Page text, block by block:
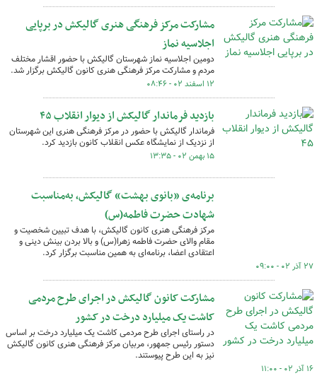
مشارکت مرکز فرهنگی هنری گالیکش در برپایی
اجلاسیه نماز
دومین اجلاسیه نماز شهرستان گالیکش با حضور اقشار مختلف
مردم و مشارکت مرکز فرهنگی هنری کانون گالیکش برگزار شد.
۱۲ اسفند ۰۲ - ۰۸:۴۶
بازدید فرماندار گالیکش از دیوار انقلاب ۴۵
فرماندار گالیکش با حضور در مرکز فرهنگی هنری این شهرستان
از نزدیک از نمایشگاه عکس انقلاب کانون بازدید کرد.
۱۵ بهمن ۰۲ - ۱۳:۳۵
برنامه‌‎ی «بانوی بهشت» گالیکش، به‌مناسبت
شهادت حضرت فاطمه‌(س)
مرکز فرهنگی هنری کانون گالیکش، با هدف تبیین شخصیت و
مقام والای حضرت فاطمه زهرا(س) و بالا بردن بینش دینی و
اعتقادی اعضا، برنامه‌ای به همین مناسبت برگزار کرد.
۲۷ آذر ۰۲ - ۰۹:۰۰
مشارکت کانون گالیکش در اجرای طرح مردمی
کاشت یک میلیارد درخت در کشور
در راستای اجرای طرح مردمی کاشت یک میلیارد درخت بر اساس
دستور رئیس جمهور، مربیان مرکز فرهنگی هنری کانون گالیکش
نیز به این طرح پیوستند.
۱۶ آذر ۰۲ - ۱۱:۰۰